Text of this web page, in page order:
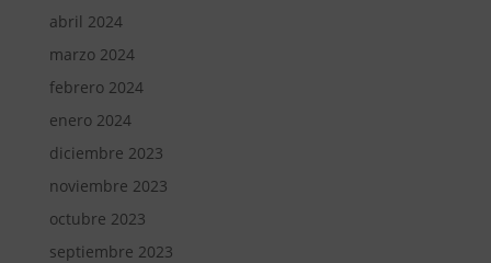
abril 2024
marzo 2024
febrero 2024
enero 2024
diciembre 2023
noviembre 2023
octubre 2023
septiembre 2023